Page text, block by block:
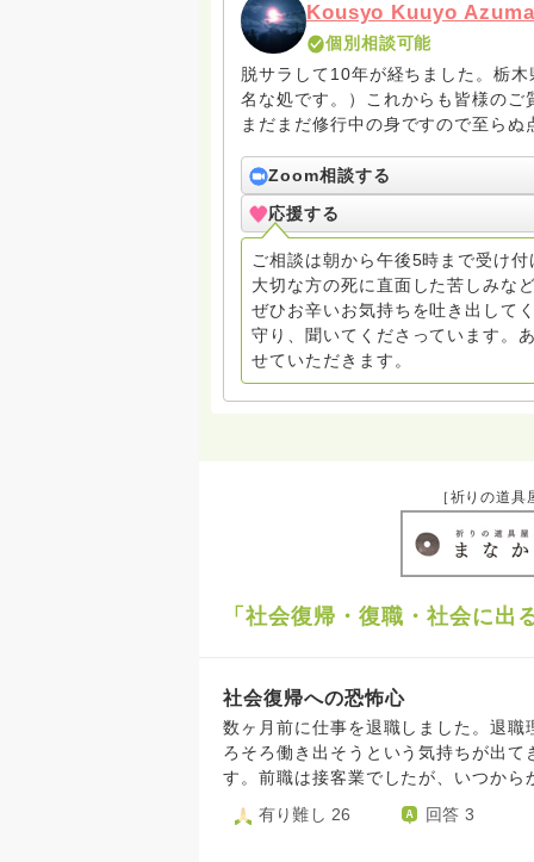
Kousyo Kuuyo Azuma
個別相談可能
脱サラして10年が経ちました。栃
名な処です。）これからも皆様の
まだまだ修行中の身ですので至ら
Zoom相談する
応援する
ご相談は朝から午後5時まで受け
大切な方の死に直面した苦しみな
ぜひお辛いお気持ちを吐き出して
守り、聞いてくださっています。
せていただきます。
［祈りの道
「社会復帰・復職・社会に出
社会復帰への恐怖心
数ヶ月前に仕事を退職しました。退
ろそろ働き出そうという気持ちが出
す。前職は接客業でしたが、いつか
心を感じだし、またスタッフ間のい
就こうと考えています。先日、新た
有り難し 26 回答 3